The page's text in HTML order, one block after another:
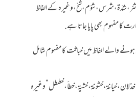
کے الفاظ
کا مفہوم بھی پایا جاتا ہے.
والے الفاظ میں خباثت کا مفہوم شامل